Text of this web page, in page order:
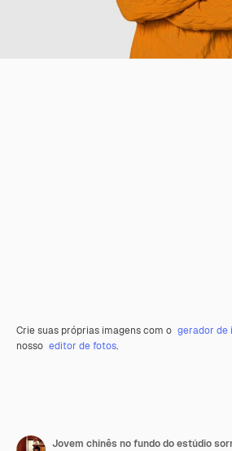
Crie suas próprias imagens com o gerador de
nosso editor de fotos.